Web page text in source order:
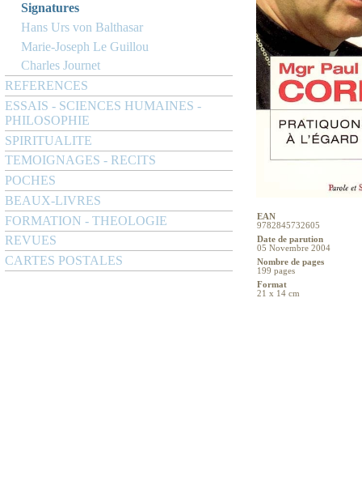
Signatures
Hans Urs von Balthasar
Marie-Joseph Le Guillou
Charles Journet
REFERENCES
ESSAIS - SCIENCES HUMAINES -
PHILOSOPHIE
SPIRITUALITE
TEMOIGNAGES - RECITS
POCHES
BEAUX-LIVRES
FORMATION - THEOLOGIE
REVUES
CARTES POSTALES
EAN
9782845732605
Date de parution
05 Novembre 2004
Nombre de pages
199 pages
Format
21 x 14 cm